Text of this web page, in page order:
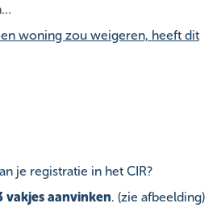
woning zou weigeren, heeft dit
je registratie in het CIR?
vakjes aanvinken. (zie afbeelding)